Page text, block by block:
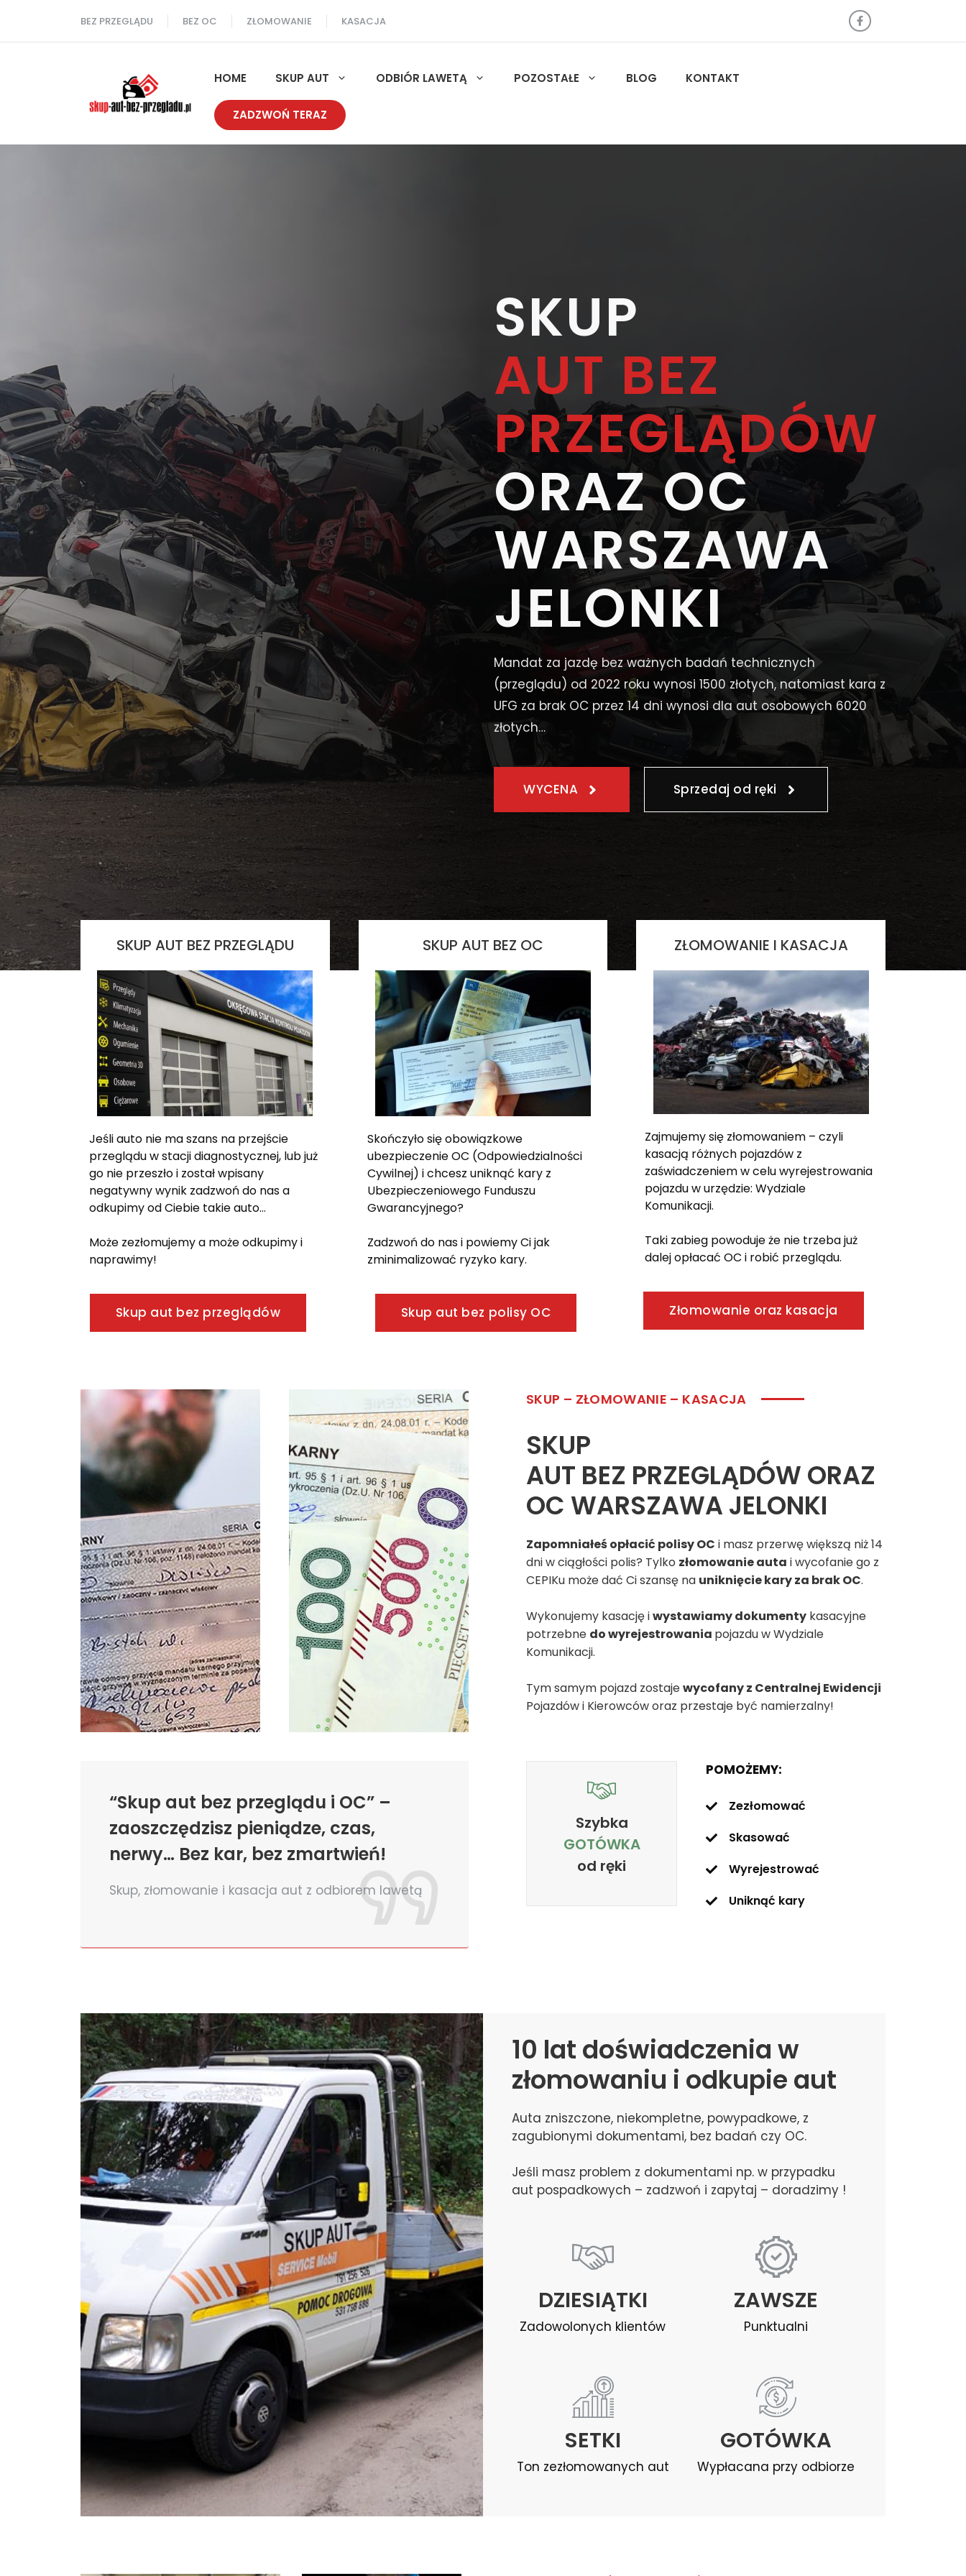
treści
BEZ PRZEGLĄDU BEZ OC ZŁOMOWANIE KASACJA
HOME SKUP AUT ODBIÓR LAWETĄ POZOSTAŁE BLOG KONTAKT
ZADZWOŃ TERAZ
SKUP
AUT BEZ
PRZEGLĄDÓW
ORAZ OC
WARSZAWA
JELONKI
Mandat za jazdę bez ważnych badań technicznych
(przeglądu) od 2022 roku wynosi 1500 złotych, natomiast kara z
UFG za brak OC przez 14 dni wynosi dla aut osobowych 6020
złotych…
WYCENA Sprzedaj od ręki
SKUP AUT BEZ PRZEGLĄDU
Jeśli auto nie ma szans na przejście
przeglądu w stacji diagnostycznej, lub już
go nie przeszło i został wpisany
negatywny wynik zadzwoń do nas a
odkupimy od Ciebie takie auto…
Może zezłomujemy a może odkupimy i
naprawimy!
Skup aut bez przeglądów
SKUP AUT BEZ OC
Skończyło się obowiązkowe
ubezpieczenie OC (Odpowiedzialności
Cywilnej) i chcesz uniknąć kary z
Ubezpieczeniowego Funduszu
Gwarancyjnego?
Zadzwoń do nas i powiemy Ci jak
zminimalizować ryzyko kary.
Skup aut bez polisy OC
ZŁOMOWANIE I KASACJA
Zajmujemy się złomowaniem – czyli
kasacją różnych pojazdów z
zaświadczeniem w celu wyrejestrowania
pojazdu w urzędzie: Wydziale
Komunikacji.
Taki zabieg powoduje że nie trzeba już
dalej opłacać OC i robić przeglądu.
Złomowanie oraz kasacja
SKUP – ZŁOMOWANIE – KASACJA
SKUP
AUT BEZ PRZEGLĄDÓW ORAZ
OC WARSZAWA JELONKI
Zapomniałeś opłacić polisy OC i masz przerwę większą niż 14
dni w ciągłości polis? Tylko złomowanie auta i wycofanie go z
CEPIKu może dać Ci szansę na uniknięcie kary za brak OC.
Wykonujemy kasację iwystawiamy dokumenty kasacyjne
potrzebne do wyrejestrowania pojazdu w Wydziale
Komunikacji.
Tym samym pojazd zostajewycofany z Centralnej Ewidencji
Pojazdów i Kierowców oraz przestaje być namierzalny!
“Skup aut bez przeglądu i OC” –
zaoszczędzisz pieniądze, czas,
nerwy… Bez kar, bez zmartwień!
Skup, złomowanie i kasacja aut z odbiorem lawetą
Szybka
GOTÓWKA
od ręki
POMOŻEMY:
Zezłomować
Skasować
Wyrejestrować
Uniknąć kary
10 lat doświadczenia w
złomowaniu i odkupie aut
Auta zniszczone, niekompletne, powypadkowe, z
zagubionymi dokumentami, bez badań czy OC.
Jeśli masz problem z dokumentami np. w przypadku
aut pospadkowych – zadzwoń i zapytaj – doradzimy !
DZIESIĄTKI
Zadowolonych klientów
ZAWSZE
Punktualni
SETKI
Ton zezłomowanych aut
GOTÓWKA
Wypłacana przy odbiorze